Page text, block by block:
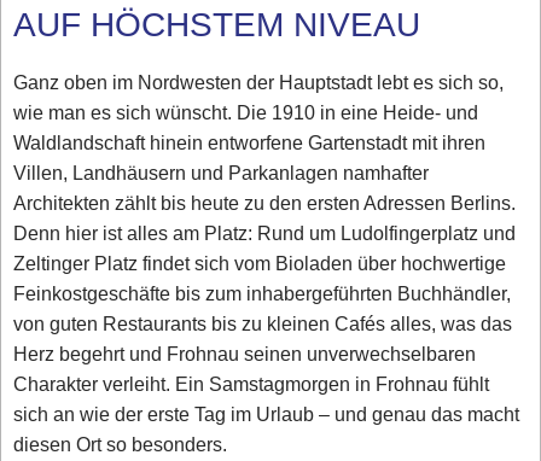
AUF HÖCHSTEM NIVEAU
Ganz oben im Nordwesten der Hauptstadt lebt es sich so,
wie man es sich wünscht. Die 1910 in eine Heide- und
Waldlandschaft hinein entworfene Gartenstadt mit ihren
Villen, Landhäusern und Parkanlagen namhafter
Architekten zählt bis heute zu den ersten Adressen Berlins.
Denn hier ist alles am Platz: Rund um Ludolfingerplatz und
Zeltinger Platz findet sich vom Bioladen über hochwertige
Feinkostgeschäfte bis zum inhabergeführten Buchhändler,
von guten Restaurants bis zu kleinen Cafés alles, was das
Herz begehrt und Frohnau seinen unverwechselbaren
Charakter verleiht. Ein Samstagmorgen in Frohnau fühlt
sich an wie der erste Tag im Urlaub – und genau das macht
diesen Ort so besonders.